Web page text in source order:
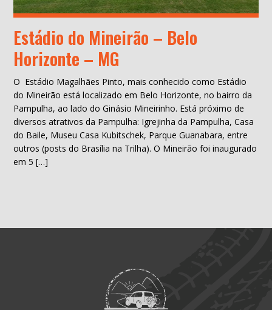
Estádio do Mineirão – Belo
Horizonte – MG
O Estádio Magalhães Pinto, mais conhecido como Estádio
do Mineirão está localizado em Belo Horizonte, no bairro da
Pampulha, ao lado do Ginásio Mineirinho. Está próximo de
diversos atrativos da Pampulha: Igrejinha da Pampulha, Casa
do Baile, Museu Casa Kubitschek, Parque Guanabara, entre
outros (posts do Brasília na Trilha). O Mineirão foi inaugurado
em 5 […]